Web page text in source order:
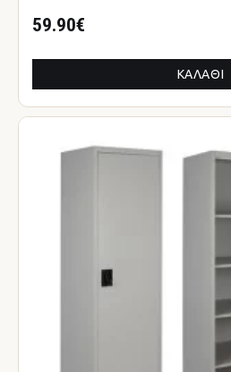
59.90€
ΚΑΛΆΘΙ